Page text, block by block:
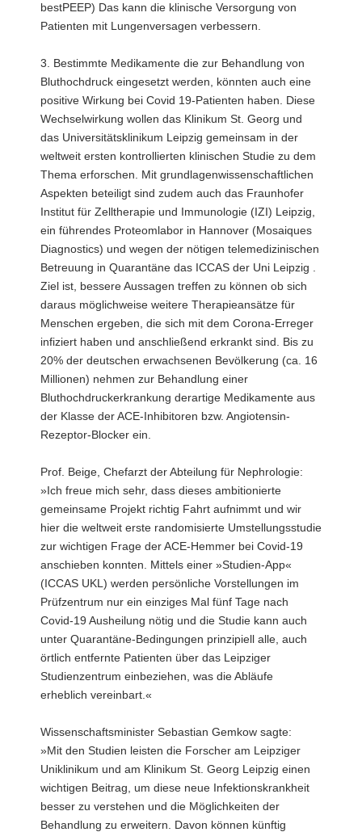
bestPEEP) Das kann die klinische Versorgung von
Patienten mit Lungenversagen verbessern.
3. Bestimmte Medikamente die zur Behandlung von
Bluthochdruck eingesetzt werden, könnten auch eine
positive Wirkung bei Covid 19-Patienten haben. Diese
Wechselwirkung wollen das Klinikum St. Georg und
das Universitätsklinikum Leipzig gemeinsam in der
weltweit ersten kontrollierten klinischen Studie zu dem
Thema erforschen. Mit grundlagenwissenschaftlichen
Aspekten beteiligt sind zudem auch das Fraunhofer
Institut für Zelltherapie und Immunologie (IZI) Leipzig,
ein führendes Proteomlabor in Hannover (Mosaiques
Diagnostics) und wegen der nötigen telemedizinischen
Betreuung in Quarantäne das ICCAS der Uni Leipzig .
Ziel ist, bessere Aussagen treffen zu können ob sich
daraus möglichweise weitere Therapieansätze für
Menschen ergeben, die sich mit dem Corona-Erreger
infiziert haben und anschließend erkrankt sind. Bis zu
20% der deutschen erwachsenen Bevölkerung (ca. 16
Millionen) nehmen zur Behandlung einer
Bluthochdruckerkrankung derartige Medikamente aus
der Klasse der ACE-Inhibitoren bzw. Angiotensin-
Rezeptor-Blocker ein.
Prof. Beige, Chefarzt der Abteilung für Nephrologie:
»Ich freue mich sehr, dass dieses ambitionierte
gemeinsame Projekt richtig Fahrt aufnimmt und wir
hier die weltweit erste randomisierte Umstellungsstudie
zur wichtigen Frage der ACE-Hemmer bei Covid-19
anschieben konnten. Mittels einer »Studien-App«
(ICCAS UKL) werden persönliche Vorstellungen im
Prüfzentrum nur ein einziges Mal fünf Tage nach
Covid-19 Ausheilung nötig und die Studie kann auch
unter Quarantäne-Bedingungen prinzipiell alle, auch
örtlich entfernte Patienten über das Leipziger
Studienzentrum einbeziehen, was die Abläufe
erheblich vereinbart.«
Wissenschaftsminister Sebastian Gemkow sagte:
»Mit den Studien leisten die Forscher am Leipziger
Uniklinikum und am Klinikum St. Georg Leipzig einen
wichtigen Beitrag, um diese neue Infektionskrankheit
besser zu verstehen und die Möglichkeiten der
Behandlung zu erweitern. Davon können künftig